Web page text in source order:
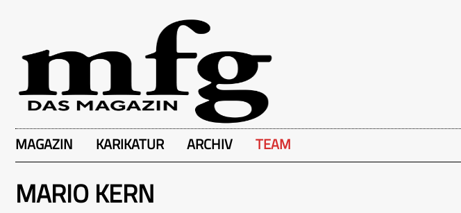
MAGAZIN KARIKATUR ARCHIV TEAM
MARIO KERN